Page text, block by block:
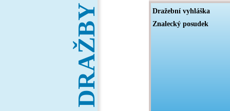
DRAŽBY
Dražební vyhláška
Znalecký posudek